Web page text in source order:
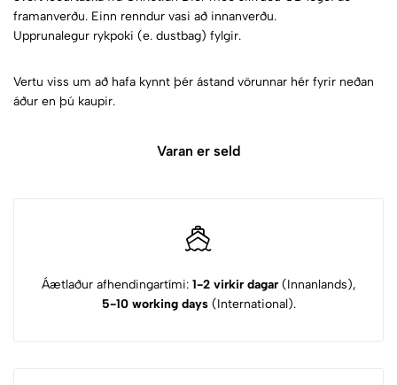
framanverðu. Einn renndur vasi að innanverðu.
Upprunalegur rykpoki (e. dustbag) fylgir.
Vertu viss um að hafa kynnt þér ástand vörunnar hér fyrir neðan
áður en þú kaupir.
Varan er seld
Áætlaður afhendingartími: 1-2 virkir dagar (Innanlands),
5-10 working days(International).